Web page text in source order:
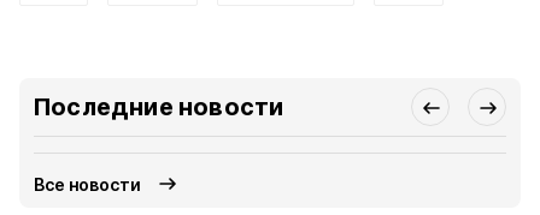
Последние новости
Все новости